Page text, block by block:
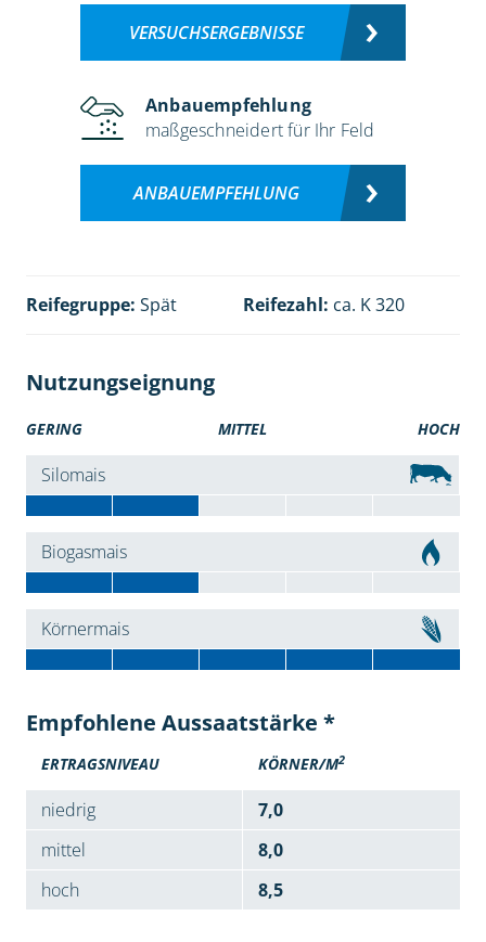
VERSUCHSERGEBNISSE
Anbauempfehlung
maßgeschneidert für Ihr Feld
ANBAUEMPFEHLUNG
Reifegruppe: Spät Reifezahl: ca. K 320
Nutzungseignung
GERING MITTEL HOCH
Silomais
Biogasmais
Körnermais
Empfohlene Aussaatstärke *
ERTRAGSNIVEAU KÖRNER/M2
niedrig
7,0
mittel
8,0
hoch
8,5